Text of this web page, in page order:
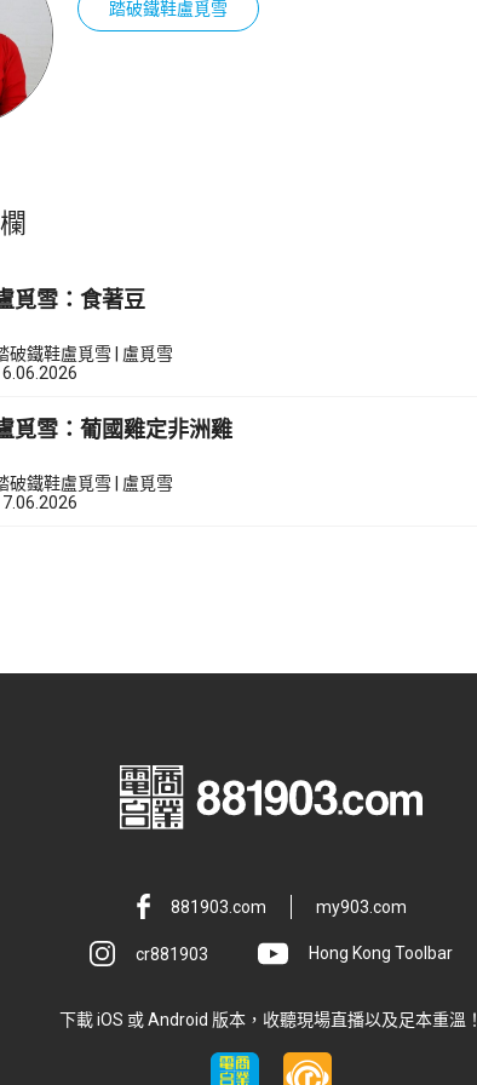
踏破鐵鞋盧覓雪
覓雪：食著豆
破鐵鞋盧覓雪 | 盧覓雪
覓雪：葡國雞定非洲雞
破鐵鞋盧覓雪 | 盧覓雪
881903.com my903.com
cr881903 Hong Kong Toolbar
下載 iOS 或 Android 版本，收聽現場直播以及足本重溫！